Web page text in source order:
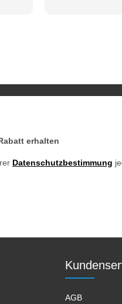
erhalten
Datenschutzbestimmung
AGB